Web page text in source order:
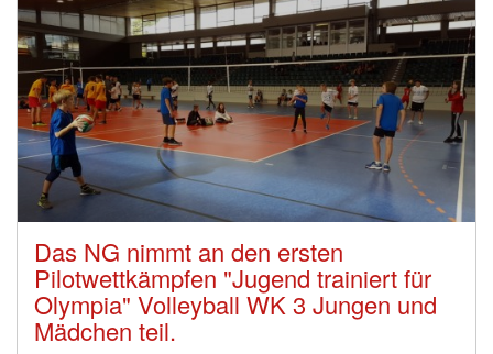
Das NG nimmt an den ersten
Pilotwettkämpfen "Jugend trainiert für
Olympia" Volleyball WK 3 Jungen und
Mädchen teil.